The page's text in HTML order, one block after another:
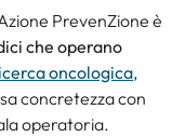
PrevenZione è
che operano
oncologica,
concretezza con
operatoria.